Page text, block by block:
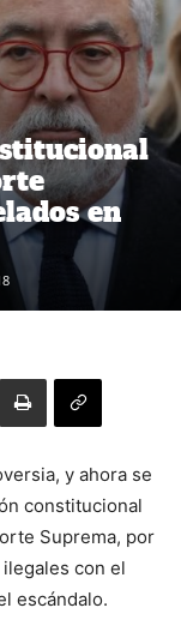
en
y ahora se
constitucional
Suprema, por
con el
escándalo.